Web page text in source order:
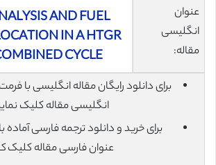
عنوان
انگلیسی
مقاله:
AND FUEL
IN A HTGR
CYCLE
انگلیسی مقاله کلیک
برای خرید و دانلود ترجمه فارسی آماده
عنوان فارسی مقاله کلیک